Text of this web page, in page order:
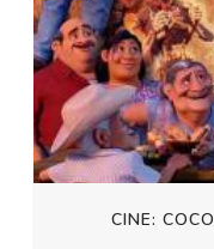
CINE: COCO